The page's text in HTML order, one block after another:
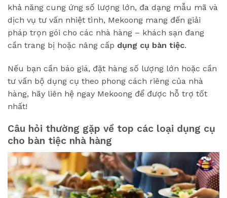
khả năng cung ứng số lượng lớn, đa dạng mẫu mã và
dịch vụ tư vấn nhiệt tình, Mekoong mang đến giải
pháp trọn gói cho các nhà hàng – khách sạn đang
cần trang bị hoặc nâng cấp dụng cụ bàn tiệc.
Nếu bạn cần báo giá, đặt hàng số lượng lớn hoặc cần
tư vấn bộ dụng cụ theo phong cách riêng của nhà
hàng, hãy liên hệ ngay Mekoong để được hỗ trợ tốt
nhất!
Câu hỏi thường gặp về top các loại dụng cụ
cho bàn tiệc nhà hàng